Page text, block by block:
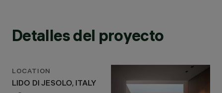
Detalles del proyecto
LOCATION
LIDO DI JESOLO, ITALY